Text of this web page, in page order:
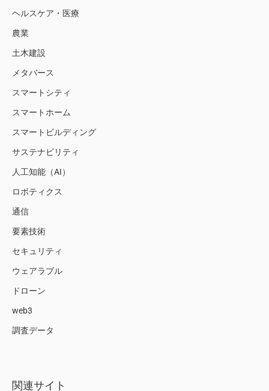
ヘルスケア・医療
農業
土木建設
メタバース
スマートシティ
スマートホーム
スマートビルディング
サステナビリティ
人工知能（AI）
ロボティクス
通信
要素技術
セキュリティ
ウェアラブル
ドローン
web3
調査データ
関連サイト